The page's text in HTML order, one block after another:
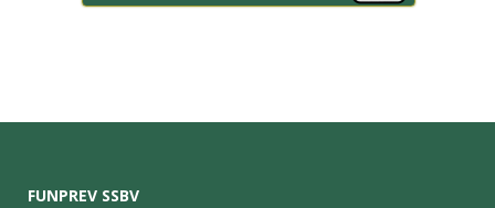
FUNPREV SSBV